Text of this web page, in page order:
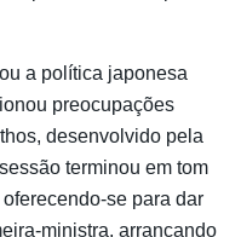
a política japonesa
preocupações
desenvolvido pela
terminou em tom
se para dar
ministra, arrancando